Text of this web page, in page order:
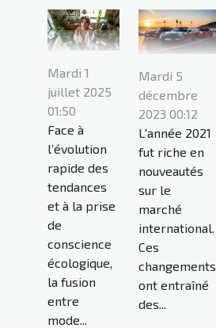
Mardi 1
juillet 2025
01:50
Face à
l’évolution
rapide des
tendances
et à la prise
de
conscience
écologique,
la fusion
entre
mode...
Mardi 5
décembre
2023 00:12
L'année 2021
fut riche en
nouveautés
sur le
marché
international.
Ces
changements
ont entraîné
des...